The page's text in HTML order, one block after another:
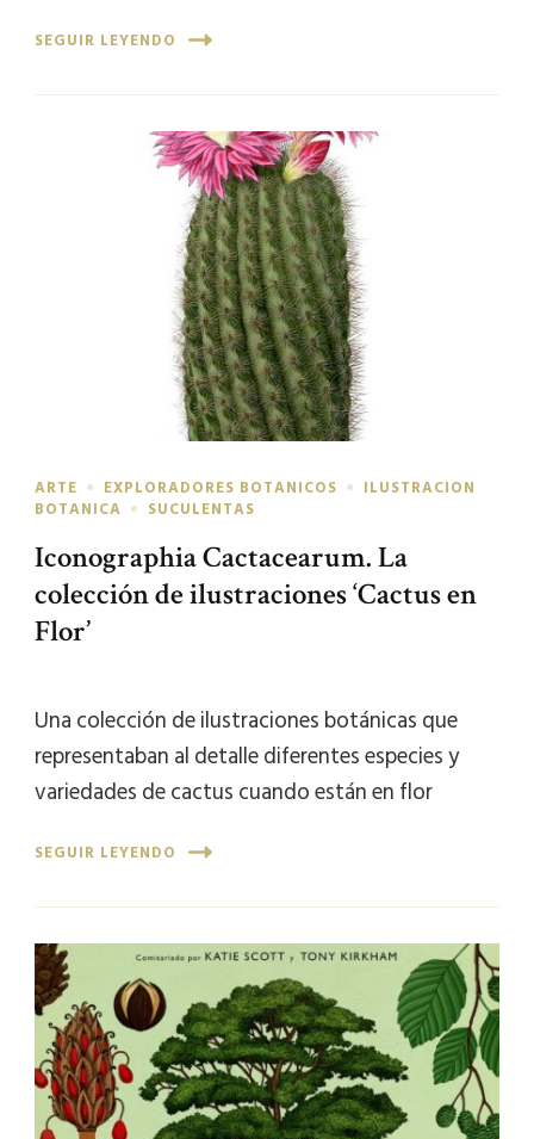
SEGUIR LEYENDO
ARTE EXPLORADORES BOTANICOS
ILUSTRACION
BOTANICA
SUCULENTAS
Iconographia Cactacearum. La
colección de ilustraciones ‘Cactus en
Flor’
Una colección de ilustraciones botánicas que
representaban al detalle diferentes especies y
variedades de cactus cuando están en flor
SEGUIR LEYENDO